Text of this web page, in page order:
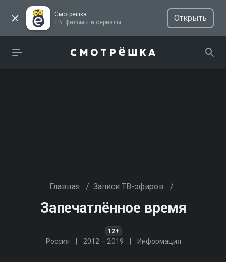
Смотрёшка
ТВ, фильмы и сериалы
Открыть
Главная / Записи ТВ-эфиров /
Запечатлённое время
12+
Россия 2012 – 2019 Информация